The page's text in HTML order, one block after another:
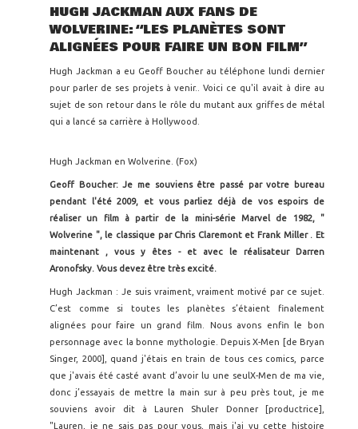
HUGH JACKMAN AUX FANS DE
WOLVERINE: “LES PLANÈTES SONT
ALIGNÉES POUR FAIRE UN BON FILM”
Hugh Jackman a eu Geoff Boucher au téléphone lundi dernier
pour parler de ses projets à venir.. Voici ce qu'il avait à dire au
sujet de son retour dans le rôle du mutant aux griffes de métal
qui a lancé sa carrière à Hollywood.
Hugh Jackman en Wolverine. (Fox)
Geoff Boucher: Je me souviens être passé par votre bureau
pendant l'été 2009, et vous parliez déjà de vos espoirs de
réaliser un film à partir de la mini-série Marvel de 1982, "
Wolverine ", le classique par Chris Claremont et Frank Miller . Et
maintenant , vous y êtes - et avec le réalisateur Darren
Aronofsky. Vous devez être très excité.
Hugh Jackman : Je suis vraiment, vraiment motivé par ce sujet.
C’est comme si toutes les planètes s’étaient finalement
alignées pour faire un grand film. Nous avons enfin le bon
personnage avec la bonne mythologie. Depuis X-Men [de Bryan
Singer, 2000], quand j'étais en train de tous ces comics, parce
que j'avais été casté avant d’avoir lu une seulX-Men de ma vie,
donc j’essayais de mettre la main sur à peu près tout, je me
souviens avoir dit à Lauren Shuler Donner [productrice],
"Lauren, je ne sais pas pour vous, mais j'ai vu cette histoire